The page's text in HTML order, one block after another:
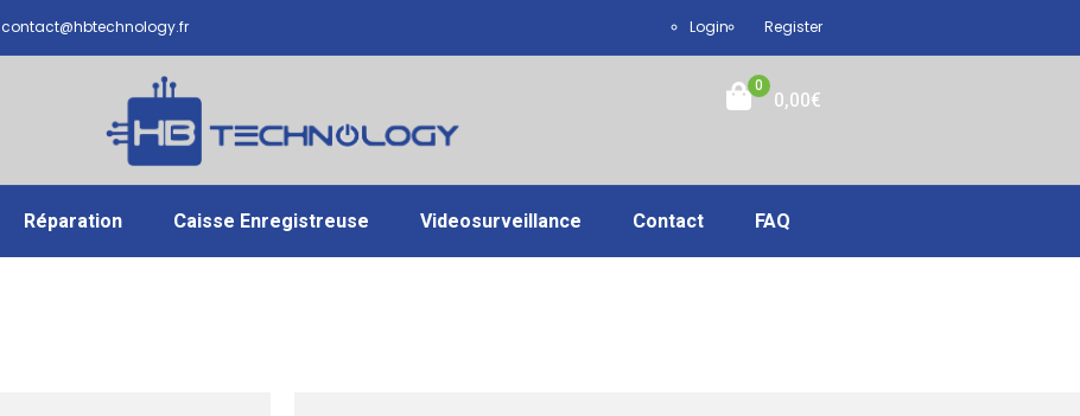
contact@hbtechnology.fr Login Register
0
0,00€
Réparation Caisse Enregistreuse Videosurveillance Contact FAQ